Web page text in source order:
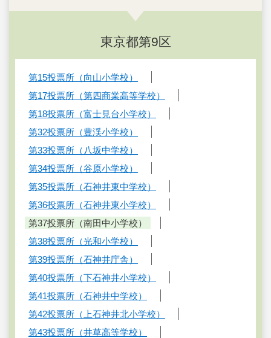
東京都第9区
第15投票所（向山小学校）
第17投票所（第四商業高等学校）
第18投票所（富士見台小学校）
第32投票所（豊渓小学校）
第33投票所（八坂中学校）
第34投票所（谷原小学校）
第35投票所（石神井東中学校）
第36投票所（石神井東小学校）
第37投票所（南田中小学校）
第38投票所（光和小学校）
第39投票所（石神井庁舎）
第40投票所（下石神井小学校）
第41投票所（石神井中学校）
第42投票所（上石神井北小学校）
第43投票所（井草高等学校）